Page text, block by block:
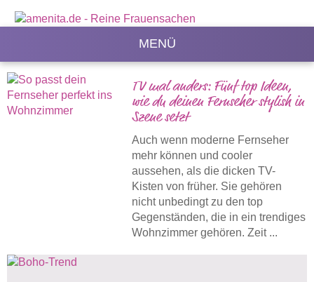
MENÜ
TV mal anders: Fünf top Ideen,
wie du deinen Fernseher stylish in
Szene setzt
Auch wenn moderne Fernseher
mehr können und cooler
aussehen, als die dicken TV-
Kisten von früher. Sie gehören
nicht unbedingt zu den top
Gegenständen, die in ein trendiges
Wohnzimmer gehören. Zeit ...